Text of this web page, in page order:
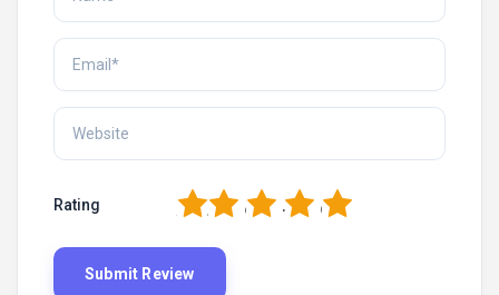
Rating 5
4
3
2